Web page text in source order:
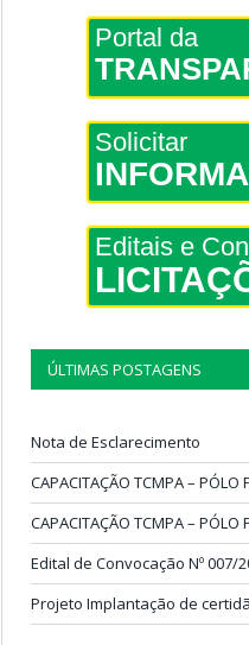
Portal da
Solicitar
Editais e
ÚLTIMAS POSTAGENS
Nota de Esclarecimento
CAPACITAÇÃO TCMPA –
CAPACITAÇÃO TCMPA –
Edital de Convocação Nº 007/
Projeto Implantação de